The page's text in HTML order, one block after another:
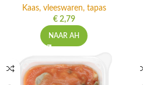
Kaas, vleeswaren, tapas
€2,79
NAAR AH